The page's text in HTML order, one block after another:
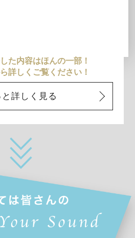
た内容はほんの一部！
詳しくご覧ください！
と詳しく見る